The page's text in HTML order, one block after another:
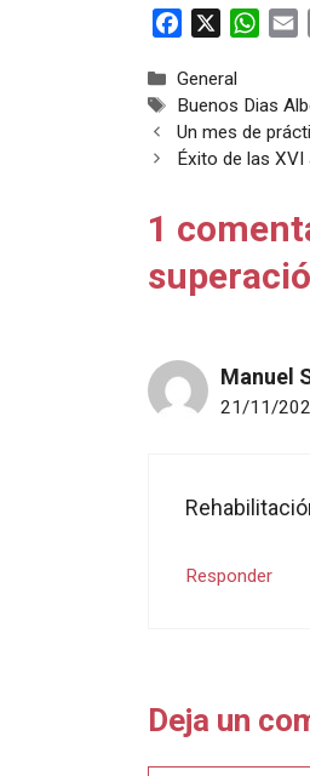
c
e
b
o
k
W
t
s
A
p
i
l
Categorías
General
Etiquetas
Buenos Dias
Un mes de
Éxito de las
1
Manuel
21/11/
Responder
Deja un